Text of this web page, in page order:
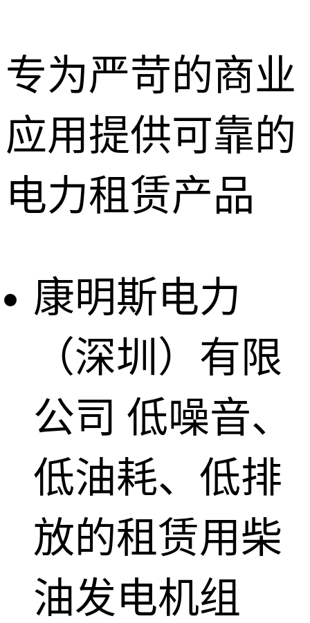
专为严苛的商业
应用提供可靠的
电力租赁产品
康明斯电力
（深圳）有限
公司 低噪音、
低油耗、低排
放的租赁用柴
油发电机组
深圳租赁服
惠州租赁服
务
东莞租赁服